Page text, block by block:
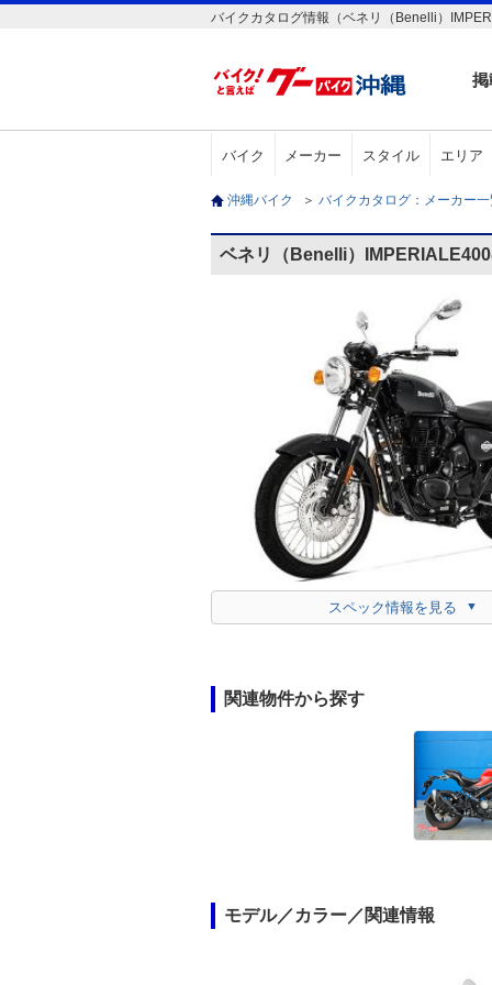
バイクカタログ情報（ベネリ（Benelli）
バイク メーカー スタイル エリア
沖縄バイク ＞ バイクカタログ：メーカー
ベネリ（Benelli）
スペック情報を見る
関連物件から探す
モデル／カラー／関連情報